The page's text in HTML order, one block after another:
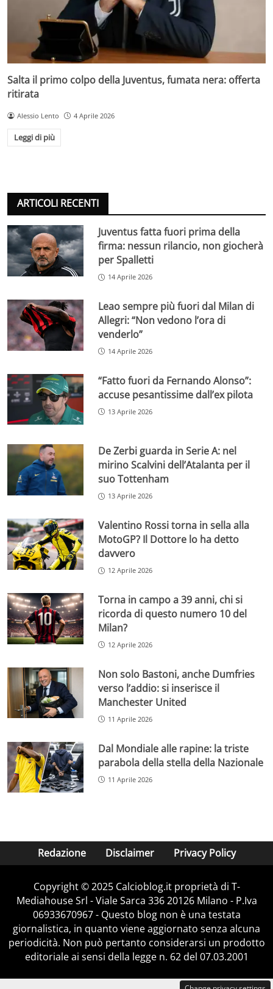
Salta il primo colpo della Juventus, fumata nera: offerta
ritirata
Alessio Lento 4 Aprile 2026
Leggi di più
ARTICOLI RECENTI
Juventus fatta fuori prima della
firma: nessun rilancio, non giocherà
per Spalletti
14 Aprile 2026
Leao sempre più fuori dal Milan di
Allegri: “Non vedono l’ora di
venderlo”
14 Aprile 2026
“Fatto fuori da Fernando Alonso”:
accuse pesantissime dall’ex pilota
13 Aprile 2026
De Zerbi guarda in Serie A: nel
mirino Scalvini dell’Atalanta per il
suo Tottenham
13 Aprile 2026
Valentino Rossi torna in sella alla
MotoGP? Il Dottore lo ha detto
davvero
12 Aprile 2026
Torna in campo a 39 anni, chi si
ricorda di questo numero 10 del
Milan?
12 Aprile 2026
Non solo Bastoni, anche Dumfries
verso l’addio: si inserisce il
Manchester United
11 Aprile 2026
Dal Mondiale alle rapine: la triste
parabola della stella della Nazionale
11 Aprile 2026
Redazione Disclaimer Privacy Policy
Copyright © 2025 Calcioblog.it proprietà di T-
Mediahouse Srl - Viale Sarca 336 20126 Milano - P.Iva
06933670967 - Questo blog non è una testata
giornalistica, in quanto viene aggiornato senza alcuna
periodicità. Non può pertanto considerarsi un prodotto
editoriale ai sensi della legge n. 62 del 07.03.2001